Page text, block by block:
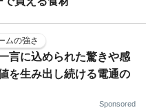
ムの強さ
言に込められた驚きや感
を生み出し続ける電通の
Sponsored